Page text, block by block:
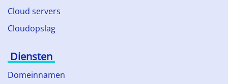
Cloud servers
Cloudopslag
Diensten
Domeinnamen